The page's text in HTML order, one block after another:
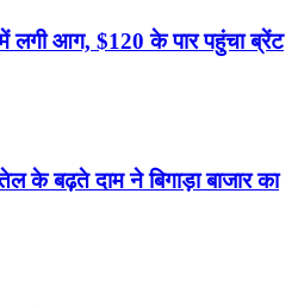
आग, $120 के पार पहुंचा ब्रेंट
के बढ़ते दाम ने बिगाड़ा बाजार का